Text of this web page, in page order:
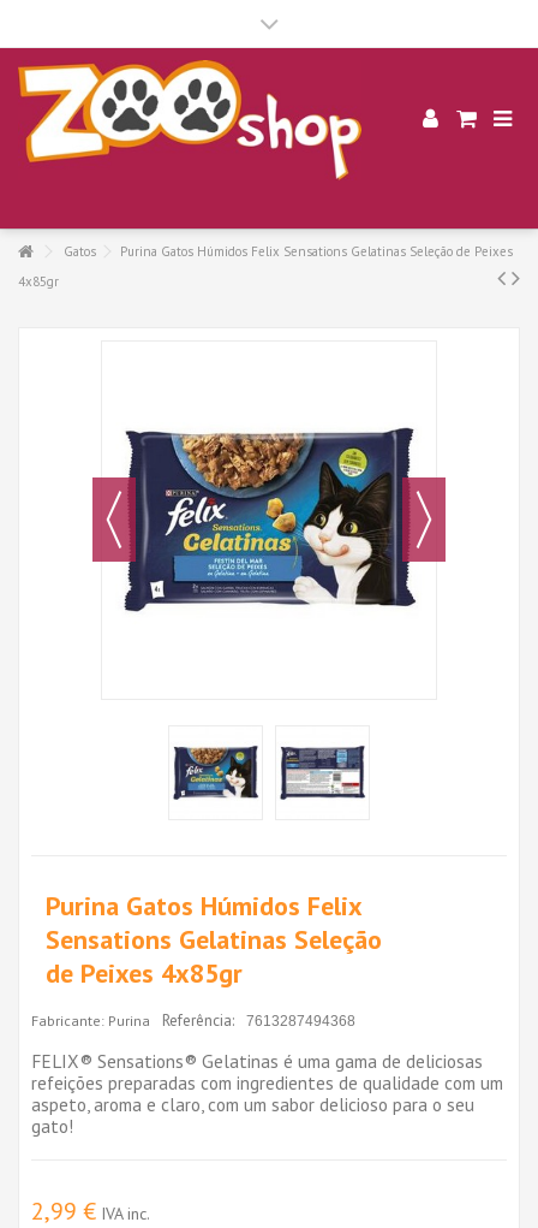
Gatos
Purina Gatos Húmidos Felix Sensations Gelatinas Seleção de Peixes
4x85gr
Purina Gatos Húmidos Felix
Sensations Gelatinas Seleção
de Peixes 4x85gr
Fabricante: Purina Referência: 7613287494368
FELIX® Sensations® Gelatinas é uma gama de deliciosas
refeições preparadas com ingredientes de qualidade com um
aspeto, aroma e claro, com um sabor delicioso para o seu
gato!
2,99 € IVA inc.